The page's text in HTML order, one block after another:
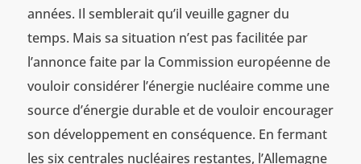
années. Il semblerait qu’il veuille gagner du
temps. Mais sa situation n’est pas facilitée par
l’annonce faite par la Commission européenne de
vouloir considérer l’énergie nucléaire comme une
source d’énergie durable et de vouloir encourager
son développement en conséquence. En fermant
les six centrales nucléaires restantes, l’Allemagne